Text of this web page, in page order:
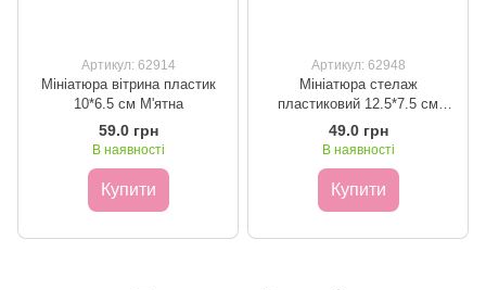
Артикул: 62914
Мініатюра вітрина пластик
10*6.5 см М'ятна
59.0 грн
В наявності
Купити
Артикул: 62948
Мініатюра стелаж
пластиковий 12.5*7.5 см
Чорний
49.0 грн
В наявності
Купити